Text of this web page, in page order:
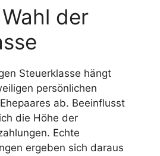
der
Steuerklasse hängt
persönlichen
ab. Beeinflusst
die Höhe der
Echte
ergeben sich daraus